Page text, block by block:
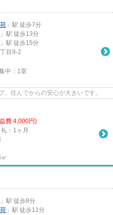
」駅 徒歩7分
」駅 徒歩13分
」駅 徒歩15分
丁目9-2
中： 1室
住んでからの安心が大きいです。
費 4,000円)
：1ヶ月
」駅 徒歩8分
」駅 徒歩11分